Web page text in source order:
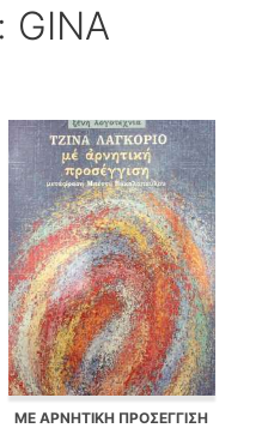
GINA
ΜΕ ΑΡΝΗΤΙΚΗ ΠΡΟΣΕΓΓΙΣΗ